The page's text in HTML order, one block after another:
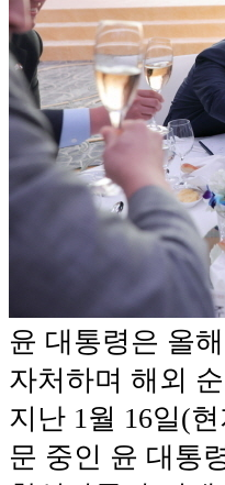
윤 대통령은 올
자처하며 해외
지난 1월 16일(
문 중인 윤 대통